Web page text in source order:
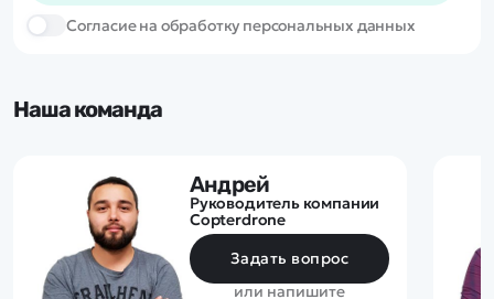
Cогласие на обработку персональных данных
Наша команда
Андрей
Руководитель компании
Copterdrone
Задать вопрос
или напишите